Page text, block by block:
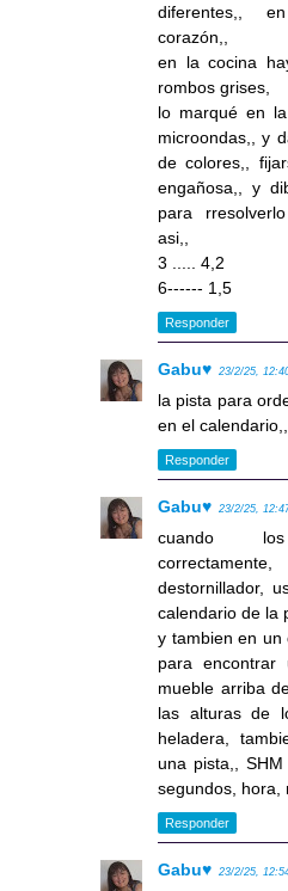
diferentes,,
corazón,,
en la cocina
rombos grises,
lo marqué en
microondas,, y
de colores,,
engañosa,, y
para
asi,,
3 ..... 4,2
6------ 1,5
Responder
Gabu♥ 23/2/25,
la pista para
en el
Responder
Gabu♥ 23/2/25,
cuando
destornillador,
calendario de la
y tambien en un
para
mueble arriba
las alturas de
heladera,
una pista,,
segundos, hora,
Responder
Gabu♥ 23/2/25,